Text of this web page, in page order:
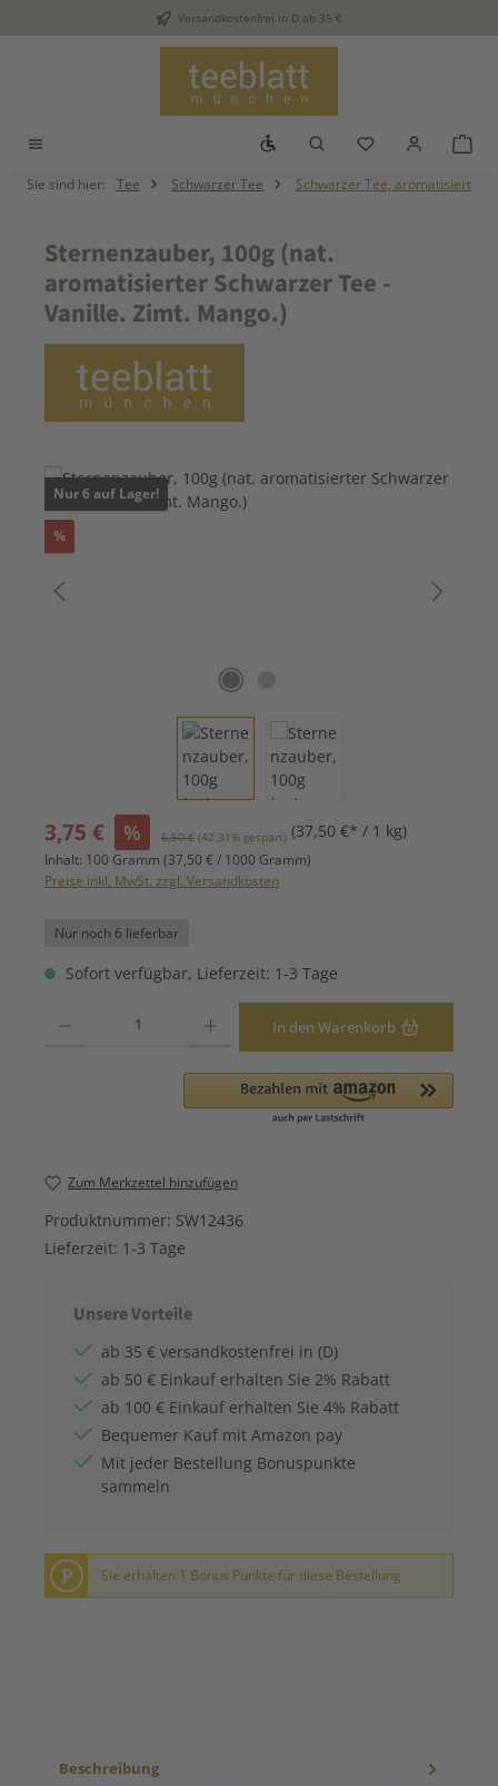
Zum Hauptinhalt springenVersandkostenfrei in D ab 35 €
Werkzeugleiste anzeigen
Du hast 0
Sie sind hier: Tee Schwarzer Tee Schwarzer Tee, aromatisiert
Sternenzauber, 100g (nat.
aromatisierter Schwarzer Tee -
Vanille. Zimt. Mango.)
Bildergalerie überspringen
Nur 6 auf Lager!
%Rabatt
Verkaufspreis:
3,75 € % Regulärer Preis:
6,50 € (42.31% gespart) (37,50 €* / 1 kg)
Inhalt: 100 Gramm (37,50 € / 1000 Gramm)
Preise inkl. MwSt. zzgl. Versandkosten
Nur noch 6 lieferbar
Sofort verfügbar, Lieferzeit: 1-3 Tage
In den Warenkorb
Zum Merkzettel hinzufügen
Produktnummer: SW12436
Lieferzeit: 1-3 Tage
Unsere Vorteile
ab 35 € versandkostenfrei in (D)
ab 50 € Einkauf erhalten Sie 2% Rabatt
ab 100 € Einkauf erhalten Sie 4% Rabatt
Bequemer Kauf mit Amazon pay
Mit jeder Bestellung Bonuspunkte
sammeln
P Sie erhalten 1 Bonus Punkte für diese Bestellung
Beschreibung